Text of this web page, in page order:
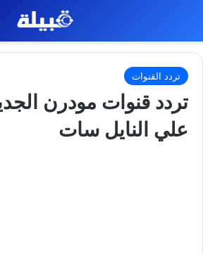
تردد القنوات
علي النايل سات